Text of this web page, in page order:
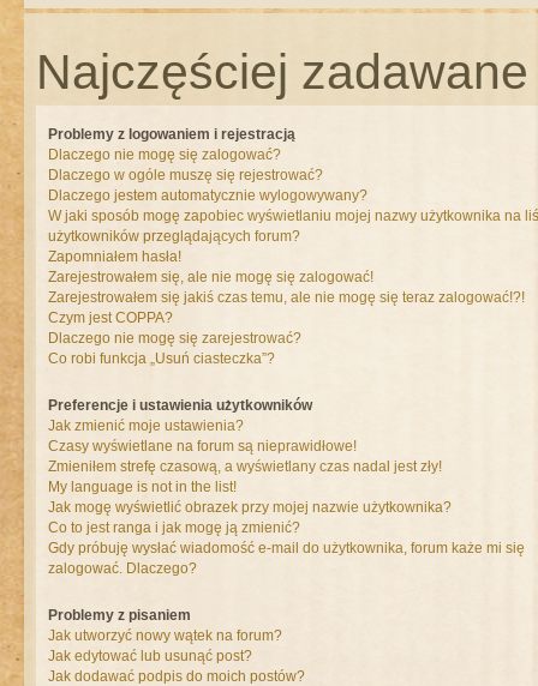
Najczęściej
Problemy z logowaniem i rejestracją
Dlaczego nie mogę się zalogować?
Dlaczego w ogóle muszę się rejestrować?
Dlaczego jestem automatycznie wylogowywany?
W jaki sposób mogę zapobiec wyświetlaniu mojej nazwy użytkownika na
użytkowników przeglądających forum?
Zapomniałem hasła!
Zarejestrowałem się, ale nie mogę się zalogować!
Zarejestrowałem się jakiś czas temu, ale nie mogę się teraz zalogować!?!
Czym jest COPPA?
Dlaczego nie mogę się zarejestrować?
Co robi funkcja „Usuń ciasteczka”?
Preferencje i ustawienia użytkowników
Jak zmienić moje ustawienia?
Czasy wyświetlane na forum są nieprawidłowe!
Zmieniłem strefę czasową, a wyświetlany czas nadal jest zły!
My language is not in the list!
Jak mogę wyświetlić obrazek przy mojej nazwie użytkownika?
Co to jest ranga i jak mogę ją zmienić?
Gdy próbuję wysłać wiadomość e-mail do użytkownika, forum każe mi się
zalogować. Dlaczego?
Problemy z pisaniem
Jak utworzyć nowy wątek na forum?
Jak edytować lub usunąć post?
Jak dodawać podpis do moich postów?